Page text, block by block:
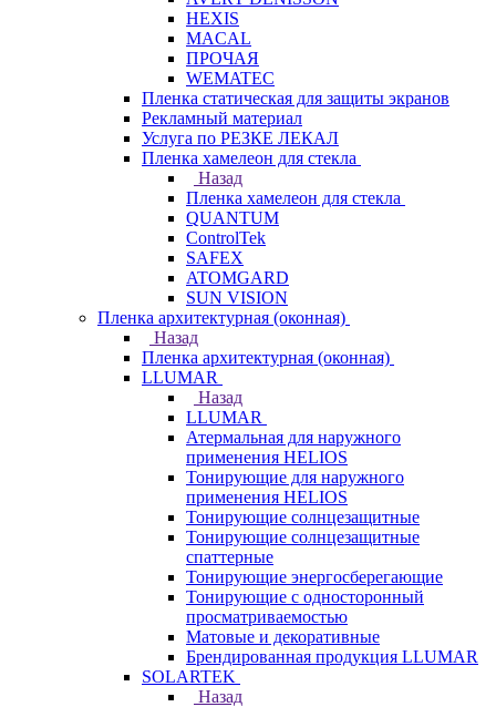
HEXIS
MACAL
ПРОЧАЯ
WEMATEC
Пленка статическая для защиты экранов
Рекламный материал
Услуга по РЕЗКЕ ЛЕКАЛ
Пленка хамелеон для стекла
Назад
Пленка хамелеон для стекла
QUANTUM
ControlTek
SAFEX
ATOMGARD
SUN VISION
Пленка архитектурная (оконная)
Назад
Пленка архитектурная (оконная)
LLUMAR
Назад
LLUMAR
Атермальная для наружного
применения HELIOS
Тонирующие для наружного
применения HELIOS
Тонирующие солнцезащитные
Тонирующие солнцезащитные
спаттерные
Тонирующие энергосберегающие
Тонирующие с односторонный
просматриваемостью
Матовые и декоративные
Брендированная продукция LLUMAR
SOLARTEK
Назад